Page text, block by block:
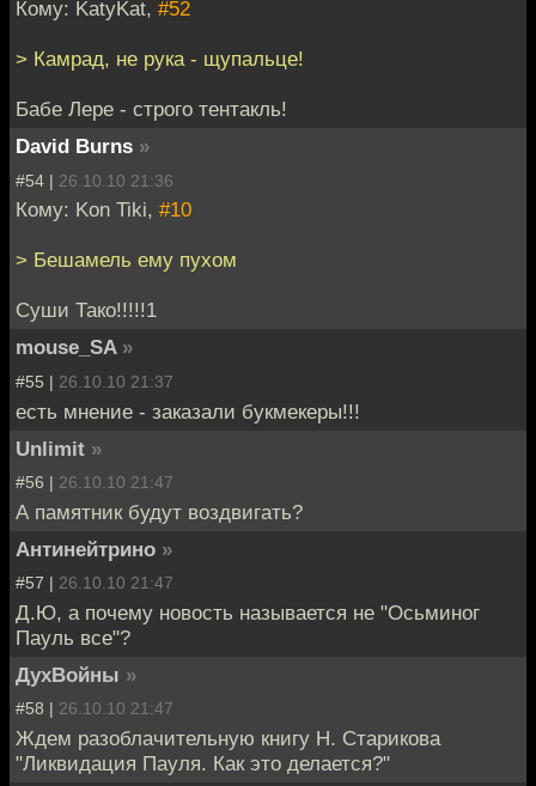
Кому: KatyKat, #52
> Камрад, не рука - щупальце!
Бабе Лере - строго тентакль!
David Burns »
#54 | 26.10.10 21:36
Кому: Kon Tiki, #10
> Бешамель ему пухом
Суши Тако!!!!!1
mouse_SA »
#55 | 26.10.10 21:37
есть мнение - заказали букмекеры!!!
Unlimit »
#56 | 26.10.10 21:47
А памятник будут воздвигать?
Антинейтрино »
#57 | 26.10.10 21:47
Д.Ю, а почему новость называется не "Осьминог
Пауль все"?
ДухВойны »
#58 | 26.10.10 21:47
Ждем разоблачительную книгу Н. Старикова
"Ликвидация Пауля. Как это делается?"